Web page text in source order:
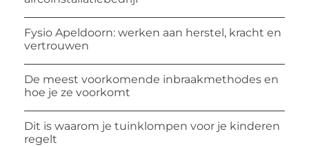
Fysio Apeldoorn: werken aan herstel, kracht en
vertrouwen
De meest voorkomende inbraakmethodes en
hoe je ze voorkomt
Dit is waarom je tuinklompen voor je kinderen
regelt